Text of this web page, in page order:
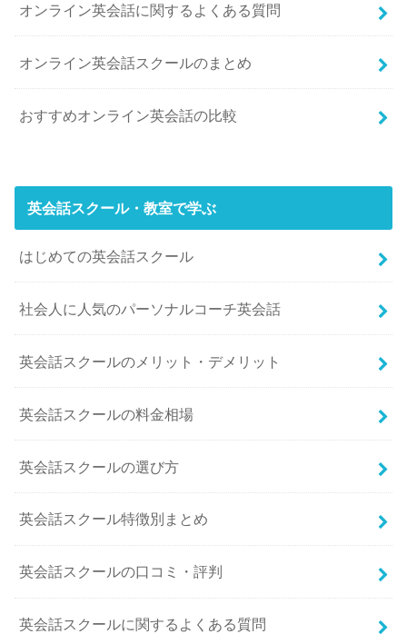
オンライン英会話に関するよくある質問
オンライン英会話スクールのまとめ
おすすめオンライン英会話の比較
英会話スクール・教室で学ぶ
はじめての英会話スクール
社会人に人気のパーソナルコーチ英会話
英会話スクールのメリット・デメリット
英会話スクールの料金相場
英会話スクールの選び方
英会話スクール特徴別まとめ
英会話スクールの口コミ・評判
英会話スクールに関するよくある質問